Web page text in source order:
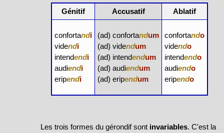
Génitif Accusatif Ablatif
confortandi
videndi
intendendi
audiendi
eripendi
(ad) confortandum
(ad) videndum
(ad) intendendum
(ad) audiendum
(ad) eripendum
confortando
videndo
intendendo
audiendo
eripendo
Les trois formes du gérondif sont invariables. C'est la